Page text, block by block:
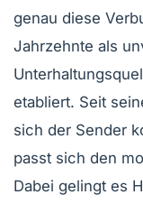
genau diese
Jahrzehnte als
etabliert. Seit
sich der Sender
passt sich den
Dabei gelingt es